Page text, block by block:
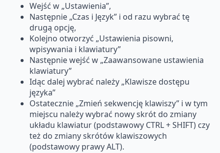
Wejść w „Ustawienia”,
Następnie „Czas i Język” i od razu wybrać tę
drugą opcję,
Kolejno otworzyć „Ustawienia pisowni,
wpisywania i klawiatury”
Następnie wejść w „Zaawansowane ustawienia
klawiatury”
Idąc dalej wybrać należy „Klawisze dostępu
języka”
Ostatecznie „Zmień sekwencję klawiszy” i w tym
miejscu należy wybrać nowy skrót do zmiany
układu klawiatur (podstawowy CTRL + SHIFT) czy
też do zmiany skrótów klawiszowych
(podstawowy prawy ALT).